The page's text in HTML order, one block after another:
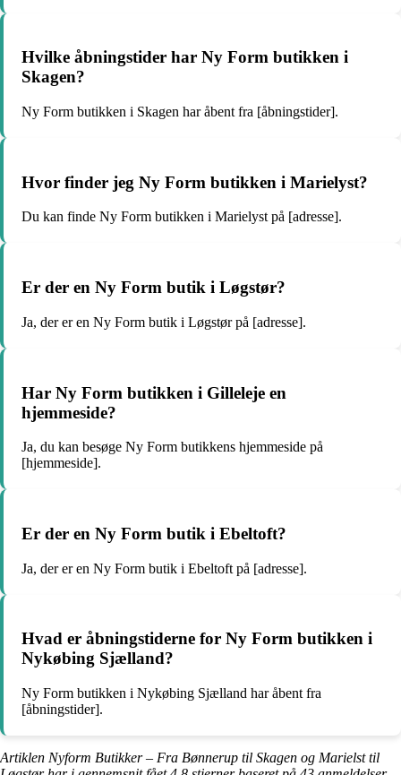
Hvilke åbningstider har Ny Form butikken i
Skagen?
Ny Form butikken i Skagen har åbent fra [åbningstider].
Hvor finder jeg Ny Form butikken i Marielyst?
Du kan finde Ny Form butikken i Marielyst på [adresse].
Er der en Ny Form butik i Løgstør?
Ja, der er en Ny Form butik i Løgstør på [adresse].
Har Ny Form butikken i Gilleleje en
hjemmeside?
Ja, du kan besøge Ny Form butikkens hjemmeside på
[hjemmeside].
Er der en Ny Form butik i Ebeltoft?
Ja, der er en Ny Form butik i Ebeltoft på [adresse].
Hvad er åbningstiderne for Ny Form butikken i
Nykøbing Sjælland?
Ny Form butikken i Nykøbing Sjælland har åbent fra
[åbningstider].
Artiklen Nyform Butikker – Fra Bønnerup til Skagen og Marielst til